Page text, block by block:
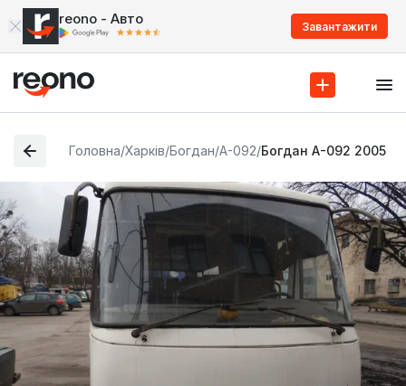
reono - Авто Завантажити
Головна/Харків/Богдан/А-092/Богдан А-092 2005